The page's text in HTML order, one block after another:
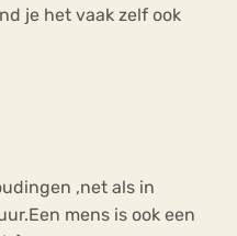
je het vaak zelf ook
,net als in
mens is ook een